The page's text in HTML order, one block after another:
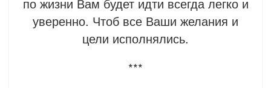
уверенно. Чтоб все Ваши желания и
цели исполнялись.
***